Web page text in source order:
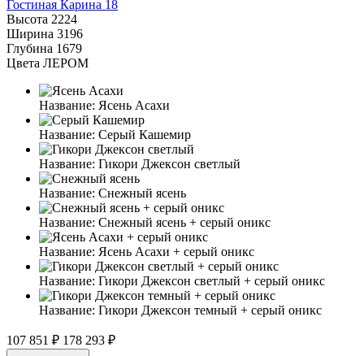
Гостиная Карина 18
Высота 2224
Ширина 3196
Глубина 1679
Цвета ЛЕРОМ
Название: Ясень Асахи
Название: Серый Кашемир
Название: Гикори Джексон светлый
Название: Снежный ясень
Название: Снежный ясень + серый оникс
Название: Ясень Асахи + серый оникс
Название: Гикори Джексон светлый + серый оникс
Название: Гикори Джексон темный + серый оникс
107 851 ₽ 178 293 ₽